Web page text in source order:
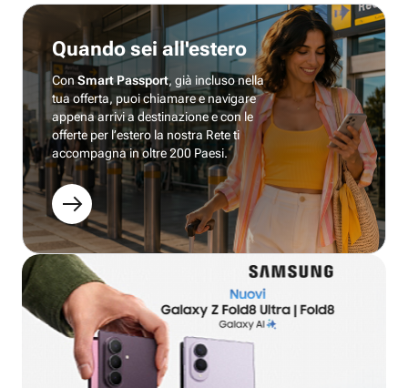
Quando sei all'estero
ConSmart Passport, già incluso nella
tua offerta, puoi chiamare e navigare
appena arrivi a destinazione e con le
offerte per l’estero la nostra Rete ti
accompagna in oltre 200 Paesi.